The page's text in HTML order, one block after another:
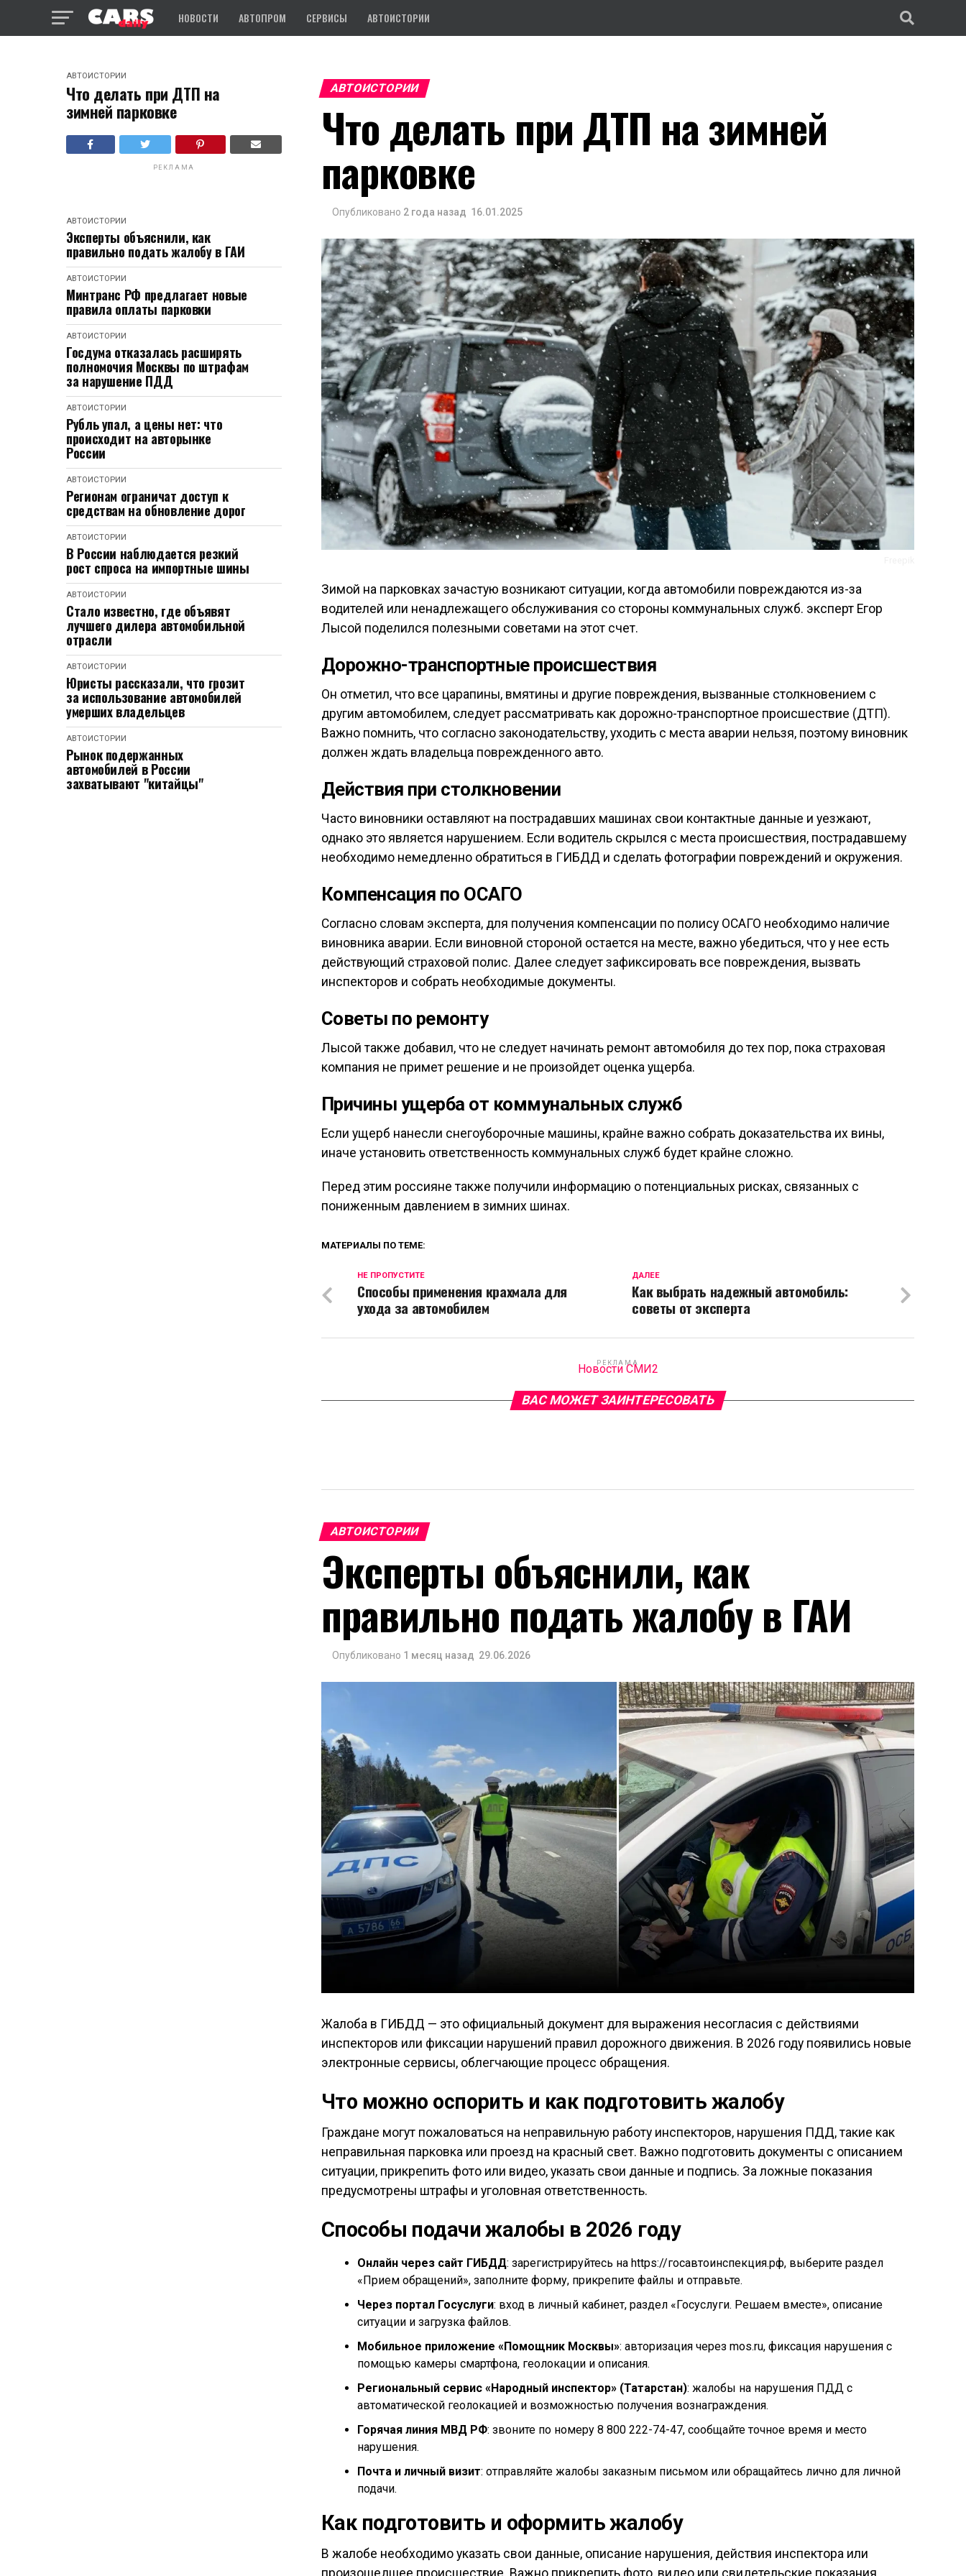
НОВОСТИ АВТОПРОМ СЕРВИСЫ АВТОИСТОРИИ
АВТОИСТОРИИ
Что делать при ДТП на
зимней парковке
РЕКЛАМА
АВТОИСТОРИИ
Эксперты объяснили, как
правильно подать жалобу в ГАИ
АВТОИСТОРИИ
Минтранс РФ предлагает новые
правила оплаты парковки
АВТОИСТОРИИ
Госдума отказалась расширять
полномочия Москвы по штрафам
за нарушение ПДД
АВТОИСТОРИИ
Рубль упал, а цены нет: что
происходит на авторынке
России
АВТОИСТОРИИ
Регионам ограничат доступ к
средствам на обновление дорог
АВТОИСТОРИИ
В России наблюдается резкий
рост спроса на импортные шины
АВТОИСТОРИИ
Стало известно, где объявят
лучшего дилера автомобильной
отрасли
АВТОИСТОРИИ
Юристы рассказали, что грозит
за использование автомобилей
умерших владельцев
АВТОИСТОРИИ
Рынок подержанных
автомобилей в России
захватывают "китайцы"
АВТОИСТОРИИ
Что делать при ДТП на зимней
парковке
Опубликовано 2 года назад 16.01.2025
Зимой на парковках зачастую возникают ситуации, когда автомобили повреждаются из-за
водителей или ненадлежащего обслуживания со стороны коммунальных служб. эксперт Егор
Лысой поделился полезными советами на этот счет.
Дорожно-транспортные происшествия
Он отметил, что все царапины, вмятины и другие повреждения, вызванные столкновением с
другим автомобилем, следует рассматривать как дорожно-транспортное происшествие (ДТП).
Важно помнить, что согласно законодательству, уходить с места аварии нельзя, поэтому виновник
должен ждать владельца поврежденного авто.
Действия при столкновении
Часто виновники оставляют на пострадавших машинах свои контактные данные и уезжают,
однако это является нарушением. Если водитель скрылся с места происшествия, пострадавшему
необходимо немедленно обратиться в ГИБДД и сделать фотографии повреждений и окружения.
Компенсация по ОСАГО
Согласно словам эксперта, для получения компенсации по полису ОСАГО необходимо наличие
виновника аварии. Если виновной стороной остается на месте, важно убедиться, что у нее есть
действующий страховой полис. Далее следует зафиксировать все повреждения, вызвать
инспекторов и собрать необходимые документы.
Советы по ремонту
Лысой также добавил, что не следует начинать ремонт автомобиля до тех пор, пока страховая
компания не примет решение и не произойдет оценка ущерба.
Причины ущерба от коммунальных служб
Если ущерб нанесли снегоуборочные машины, крайне важно собрать доказательства их вины,
иначе установить ответственность коммунальных служб будет крайне сложно.
Перед этим россияне также получили информацию о потенциальных рисках, связанных с
пониженным давлением в зимних шинах.
МАТЕРИАЛЫ ПО ТЕМЕ:
ДАЛЕЕ
Как выбрать надежный автомобиль:
советы от эксперта
НЕ ПРОПУСТИТЕ
Способы применения крахмала для
ухода за автомобилем
РЕКЛАМА
Новости СМИ2
ВАС МОЖЕТ ЗАИНТЕРЕСОВАТЬ
АВТОИСТОРИИ
Эксперты объяснили, как
правильно подать жалобу в ГАИ
Опубликовано 1 месяц назад 29.06.2026
Жалоба в ГИБДД — это официальный документ для выражения несогласия с действиями
инспекторов или фиксации нарушений правил дорожного движения. В 2026 году появились новые
электронные сервисы, облегчающие процесс обращения.
Что можно оспорить и как подготовить жалобу
Граждане могут пожаловаться на неправильную работу инспекторов, нарушения ПДД, такие как
неправильная парковка или проезд на красный свет. Важно подготовить документы с описанием
ситуации, прикрепить фото или видео, указать свои данные и подпись. За ложные показания
предусмотрены штрафы и уголовная ответственность.
Способы подачи жалобы в 2026 году
Онлайн через сайт ГИБДД: зарегистрируйтесь на https://госавтоинспекция.рф, выберите раздел
«Прием обращений», заполните форму, прикрепите файлы и отправьте.
Через портал Госуслуги: вход в личный кабинет, раздел «Госуслуги. Решаем вместе», описание
ситуации и загрузка файлов.
Мобильное приложение «Помощник Москвы»: авторизация через mos.ru, фиксация нарушения с
помощью камеры смартфона, геолокации и описания.
Региональный сервис «Народный инспектор» (Татарстан): жалобы на нарушения ПДД с
автоматической геолокацией и возможностью получения вознаграждения.
Горячая линия МВД РФ: звоните по номеру 8 800 222-74-47, сообщайте точное время и место
нарушения.
Почта и личный визит: отправляйте жалобы заказным письмом или обращайтесь лично для личной
подачи.
Как подготовить и оформить жалобу
В жалобе необходимо указать свои данные, описание нарушения, действия инспектора или